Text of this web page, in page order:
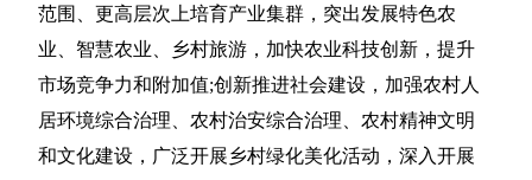
范围、更高层次上培育产业集群，突出发展特色农
业、智慧农业、乡村旅游，加快农业科技创新，提升
市场竞争力和附加值;创新推进社会建设，加强农村人
居环境综合治理、农村治安综合治理、农村精神文明
和文化建设，广泛开展乡村绿化美化活动，深入开展